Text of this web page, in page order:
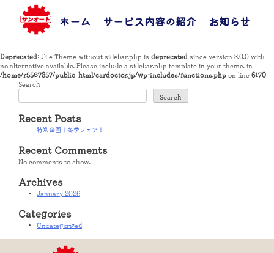
content
ホーム サービス内容の紹介 お知らせ
Deprecated : File Theme without sidebar.php is deprecated since version 3.0.0 with
no alternative available. Please include a sidebar.php template in your theme. in
/home/r5587357/public_html/cardoctor.jp/wp-includes/functions.php on line 6170
Search
Search
Recent Posts
特別企画！冬季フェア！
Recent Comments
No comments to show.
Archives
January 2026
Categories
Uncategorized